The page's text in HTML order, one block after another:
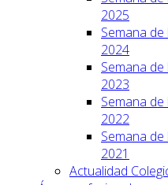
2025
Semana
2024
Semana
2023
Semana
2022
Semana
2021
Actualidad